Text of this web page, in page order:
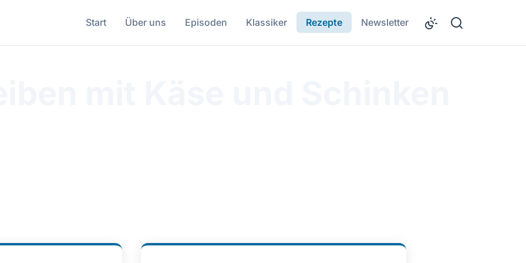
Start Über uns Episoden Klassiker Rezepte Newsletter